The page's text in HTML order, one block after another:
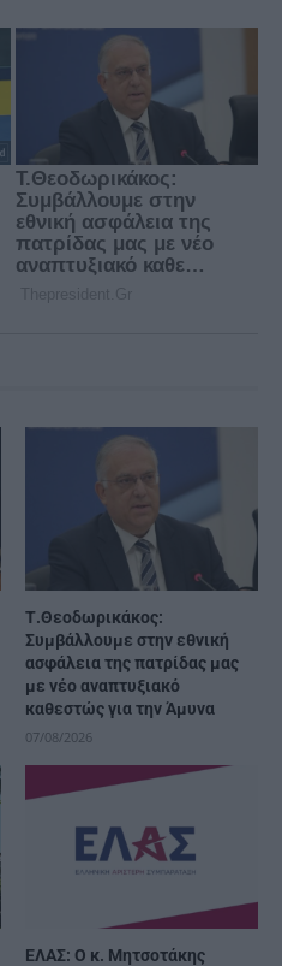
Τ.Θεοδωρικάκος:
Συμβάλλουμε στην εθνική
ασφάλεια της πατρίδας μας
με νέο αναπτυξιακό
καθεστώς για την Άμυνα
07/08/2026
ΕΛΑΣ: Ο κ. Μητσοτάκης